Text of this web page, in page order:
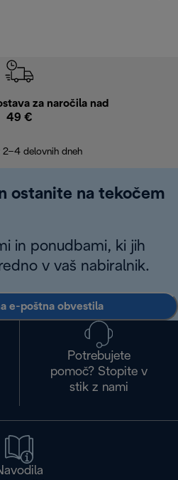
za naročila nad
49 €
2–4 delovnih dneh
ostanite na tekočem
in ponudbami, ki jih
v vaš nabiralnik.
e-poštna obvestila
Potrebujete
pomoč? Stopite v
stik z nami